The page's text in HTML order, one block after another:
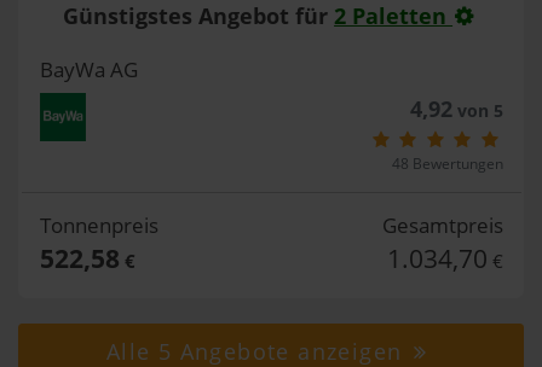
Günstigstes Angebot für 2 Paletten
BayWa AG
4,92von 5
48 Bewertungen
Tonnenpreis
522,58 €
Gesamtpreis
1.034,70 €
Alle 5 Angebote anzeigen